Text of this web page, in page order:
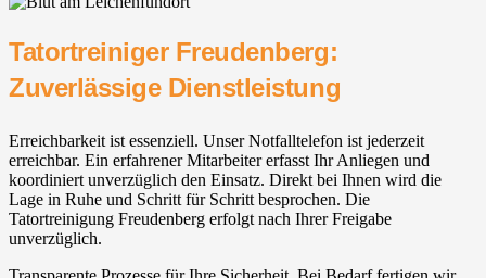
Tatortreiniger Freudenberg:
Zuverlässige Dienstleistung
Erreichbarkeit ist essenziell. Unser Notfalltelefon ist jederzeit
erreichbar. Ein erfahrener Mitarbeiter erfasst Ihr Anliegen und
koordiniert unverzüglich den Einsatz. Direkt bei Ihnen wird die
Lage in Ruhe und Schritt für Schritt besprochen. Die
Tatortreinigung Freudenberg erfolgt nach Ihrer Freigabe
unverzüglich.